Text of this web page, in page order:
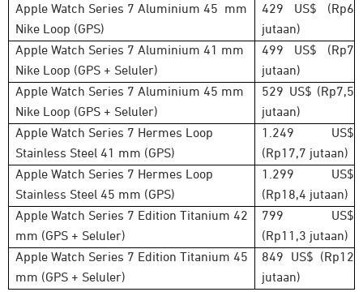
Apple Watch Series 7 Aluminium 45 mm
Nike Loop (GPS)
429 US$ (Rp6
jutaan)
Apple Watch Series 7 Aluminium 41 mm
Nike Loop (GPS + Seluler)
499 US$ (Rp7
jutaan)
Apple Watch Series 7 Aluminium 45 mm
Nike Loop (GPS + Seluler)
529 US$ (Rp7,5
jutaan)
Apple Watch Series 7 Hermes Loop
Stainless Steel 41 mm (GPS)
1.249 US$
(Rp17,7 jutaan)
Apple Watch Series 7 Hermes Loop
Stainless Steel 45 mm (GPS)
1.299 US$
(Rp18,4 jutaan)
Apple Watch Series 7 Edition Titanium 42
mm (GPS + Seluler)
799 US$
(Rp11,3 jutaan)
Apple Watch Series 7 Edition Titanium 45
mm (GPS + Seluler)
849 US$ (Rp12
jutaan)